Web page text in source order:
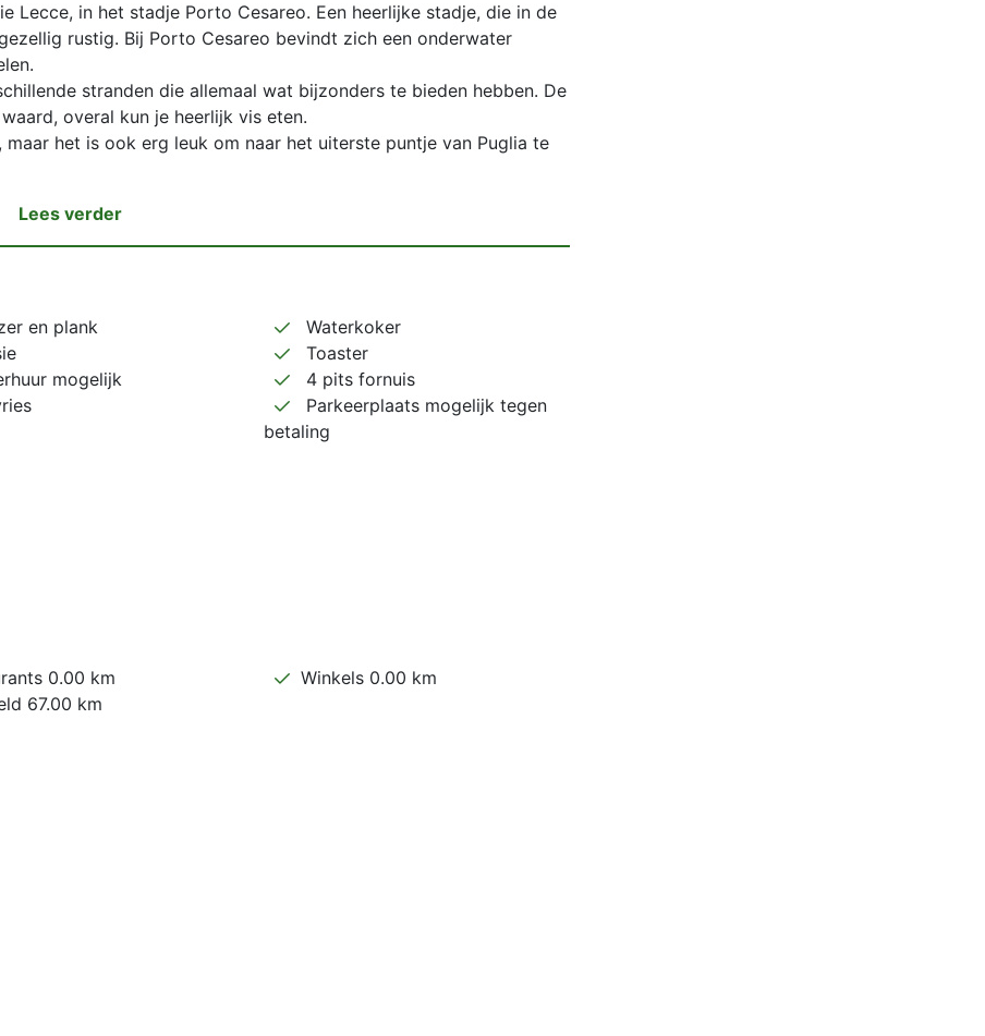
Lecce, in het stadje Porto Cesareo. Een heerlijke stadje, die in de
rustig. Bij Porto Cesareo bevindt zich een onderwater
stranden die allemaal wat bijzonders te bieden hebben. De
overal kun je heerlijk vis eten.
het is ook erg leuk om naar het uiterste puntje van Puglia te
Lees verder
en plank
mogelijk
Waterkoker
Toaster
4 pits fornuis
Parkeerplaats mogelijk tegen
betaling
0.00 km
67.00 km
Winkels 0.00 km